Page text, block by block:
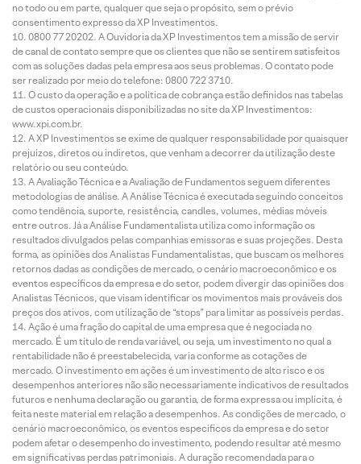
no todo ou em parte, qualquer que seja o propósito, sem o prévio
consentimento expresso da XP Investimentos.
0800 77 20202. A Ouvidoria da XP Investimentos tem a missão de servir
de canal de contato sempre que os clientes que não se sentirem satisfeitos
com as soluções dadas pela empresa aos seus problemas. O contato pode
ser realizado por meio do telefone: 0800 722 3710.
O custo da operação e a política de cobrança estão definidos nas tabelas
de custos operacionais disponibilizadas no site da XP Investimentos:
www.xpi.com.br.
A XP Investimentos se exime de qualquer responsabilidade por quaisquer
prejuízos, diretos ou indiretos, que venham a decorrer da utilização deste
relatório ou seu conteúdo.
A Avaliação Técnica e a Avaliação de Fundamentos seguem diferentes
metodologias de análise. A Análise Técnica é executada seguindo conceitos
como tendência, suporte, resistência, candles, volumes, médias móveis
entre outros. Já a Análise Fundamentalista utiliza como informação os
resultados divulgados pelas companhias emissoras e suas projeções. Desta
forma, as opiniões dos Analistas Fundamentalistas, que buscam os melhores
retornos dadas as condições de mercado, o cenário macroeconômico e os
eventos específicos da empresa e do setor, podem divergir das opiniões dos
Analistas Técnicos, que visam identificar os movimentos mais prováveis dos
preços dos ativos, com utilização de “stops” para limitar as possíveis perdas.
Ação é uma fração do capital de uma empresa que é negociada no
mercado. É um título de renda variável, ou seja, um investimento no qual a
rentabilidade não é preestabelecida, varia conforme as cotações de
mercado. O investimento em ações é um investimento de alto risco e os
desempenhos anteriores não são necessariamente indicativos de resultados
futuros e nenhuma declaração ou garantia, de forma expressa ou implícita, é
feita neste material em relação a desempenhos. As condições de mercado, o
cenário macroeconômico, os eventos específicos da empresa e do setor
podem afetar o desempenho do investimento, podendo resultar até mesmo
em significativas perdas patrimoniais. A duração recomendada para o